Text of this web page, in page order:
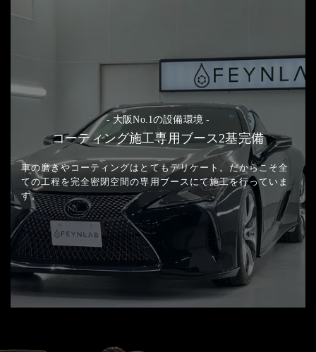
- 大阪No.1の設備環境 -
コーティング施工専用ブース2基完備
車の磨きやコーティングはとてもデリケート。 だからこそ全
ての工程を完全密閉空間の専用ブースにて施工を行っていま
す。